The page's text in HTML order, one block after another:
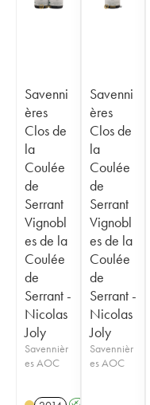
Savenni
ères
Clos de
la
Coulée
de
Serrant
Vignobl
es de la
Coulée
de
Serrant -
Nicolas
Joly
Savennièr
es AOC
Savenni
ères
Clos de
la
Coulée
de
Serrant
Vignobl
es de la
Coulée
de
Serrant -
Nicolas
Joly
Savennièr
es AOC